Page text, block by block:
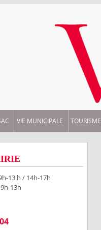
VIE MUNICIPALE
13 h / 14h-17h
9h-13h